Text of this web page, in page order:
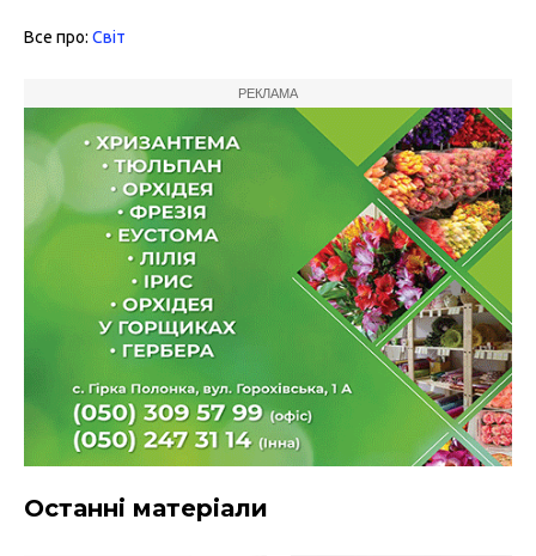
Все про: Світ
РЕКЛАМА
Останні матеріали